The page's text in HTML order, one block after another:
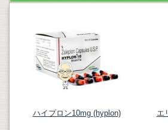
ハイプロン10mg (hyplon)
エ